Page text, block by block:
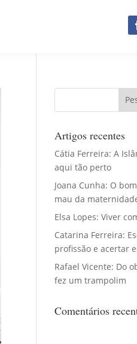
Artigos recentes
Cátia Ferreira: A
aqui tão perto
Joana Cunha: O
mau da
Elsa Lopes: Viver
Catarina Ferreira:
profissão e acertar
Rafael Vicente: Do
fez um trampolim
Comentários